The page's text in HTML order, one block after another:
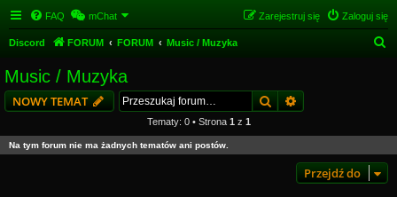
FAQ mChat Zaloguj się
Zarejestruj się
Discord FORUM FORUM Music / Muzyka
Music / Muzyka
NOWY TEMAT SzukajWyszukiwanie
Tematy: 0 • Strona 1 z 1
Na tym forum nie ma żadnych tematów ani postów.
Przejdź do